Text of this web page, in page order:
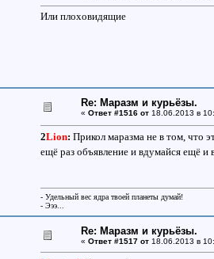
Или плоховидящие
Re: Маразм и курьёзы.
« Ответ #1516 от18.06.2013 в
2Lion: Прикол маразма не в том, что
ещё раз объявление и вдумайся ещё и
- Удельный вес ядра твоей планеты думай!
- Эээ...
Re: Маразм и курьёзы.
« Ответ #1517 от18.06.2013 в